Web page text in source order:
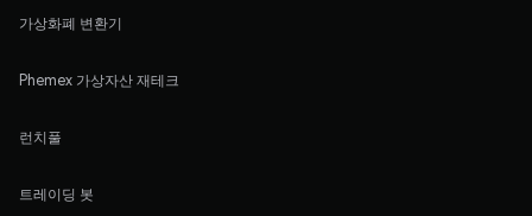
가상화폐 변환기
Phemex 가상자산 재테크
런치풀
트레이딩 봇